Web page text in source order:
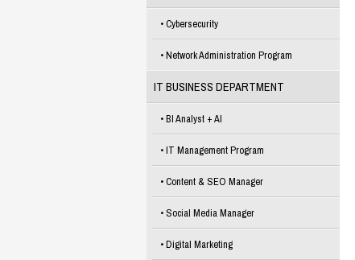
Cybersecurity
Network Administration Program
IT BUSINESS DEPARTMENT
BI Analyst + AI
IT Management Program
Content & SEO Manager
Social Media Manager
Digital Marketing